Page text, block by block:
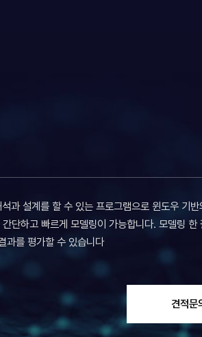
과 설계를 할 수 있는 프로그램으로 윈도우 기
단하고 빠르게 모델링이 가능합니다. 모델링 한
과를 평가할 수 있습니다
견적문